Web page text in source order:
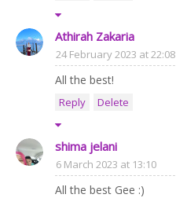
Athirah Zakaria
24 February 2023 at 22:08
All the best!
Reply Delete
shima jelani
6 March 2023 at 13:10
All the best Gee :)